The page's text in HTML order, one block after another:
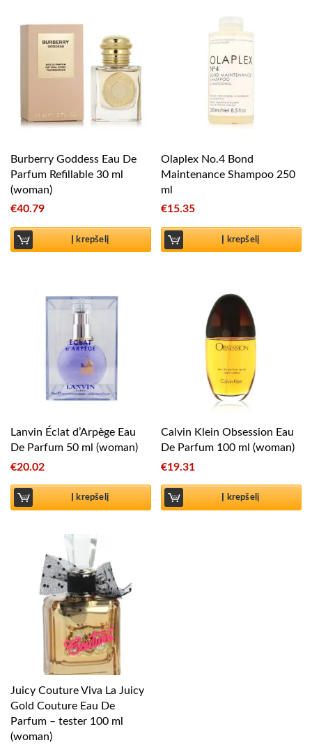
Burberry Goddess Eau De
Parfum Refillable 30 ml
(woman)
€40.79
Į krepšelį
Olaplex No.4 Bond
Maintenance Shampoo 250
ml
€15.35
Į krepšelį
Lanvin Éclat d’Arpège Eau
De Parfum 50 ml (woman)
€20.02
Į krepšelį
Calvin Klein Obsession Eau
De Parfum 100 ml (woman)
€19.31
Į krepšelį
Juicy Couture Viva La Juicy
Gold Couture Eau De
Parfum – tester 100 ml
(woman)